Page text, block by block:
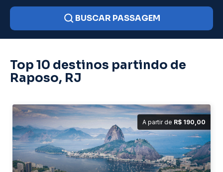
BUSCAR PASSAGEM
Top 10 destinos partindo de
Raposo, RJ
A partir de R$ 190,00